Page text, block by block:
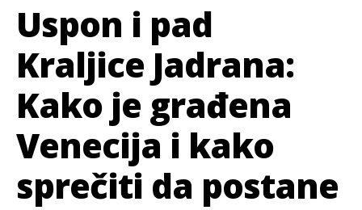
Uspon i pad
Kraljice Jadrana:
Kako je građena
Venecija i kako
sprečiti da postane